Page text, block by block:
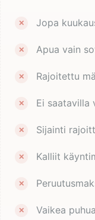
Jopa
Apua vain
Rajoitettu
Ei saatavilla
Sijainti
Kalliit
Vaikea